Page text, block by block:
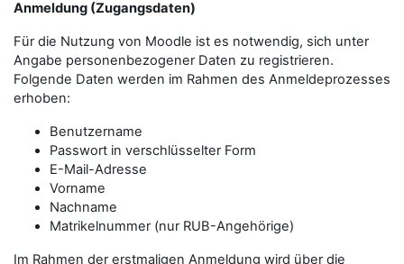
Anmeldung (Zugangsdaten)
Für die Nutzung von Moodle ist es notwendig, sich unter
Angabe personenbezogener Daten zu registrieren.
Folgende Daten werden im Rahmen des Anmeldeprozesses
erhoben:
Benutzername
Passwort in verschlüsselter Form
E-Mail-Adresse
Vorname
Nachname
Matrikelnummer (nur RUB-Angehörige)
Im Rahmen der erstmaligen Anmeldung wird über die